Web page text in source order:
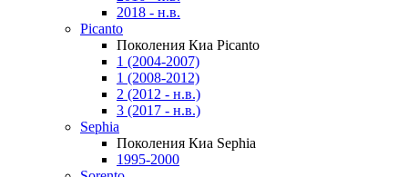
2018 - н.в.
Picanto
Поколения Киа Picanto
1 (2004-2007)
1 (2008-2012)
2 (2012 - н.в.)
3 (2017 - н.в.)
Sephia
Поколения Киа Sephia
1995-2000